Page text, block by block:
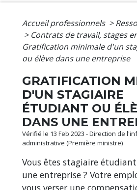
Accueil professionnels >
> Contrats de travail, stages
Gratification minimale d'un
ou élève dans une entreprise
GRATIFICATION
D'UN STAGIAIRE
ÉTUDIANT OU
DANS UNE
Vérifié le 13 Feb 2023 - Direction de
administrative (Première ministre)
Vous êtes stagiaire
une entreprise ? Votre